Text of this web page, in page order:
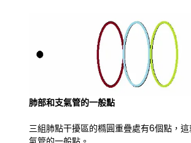
肺部和支氣管的一般點
三組肺點干擾區的橢圓重疊處有6個點，